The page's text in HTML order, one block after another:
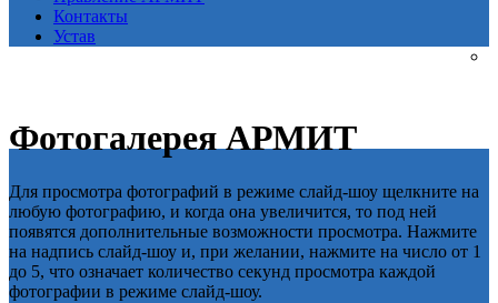
Контакты
Устав
Фотогалерея АРМИТ
Для просмотра фотографий в режиме слайд-шоу щелкните на
любую фотографию, и когда она увеличится, то под ней
появятся дополнительные возможности просмотра. Нажмите
на надпись слайд-шоу и, при желании, нажмите на число от 1
до 5, что означает количество секунд просмотра каждой
фотографии в режиме слайд-шоу.